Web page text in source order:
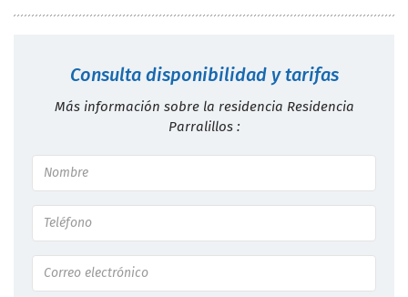
Consulta disponibilidad y tarifas
Más información sobre la residencia Residencia
Parralillos :